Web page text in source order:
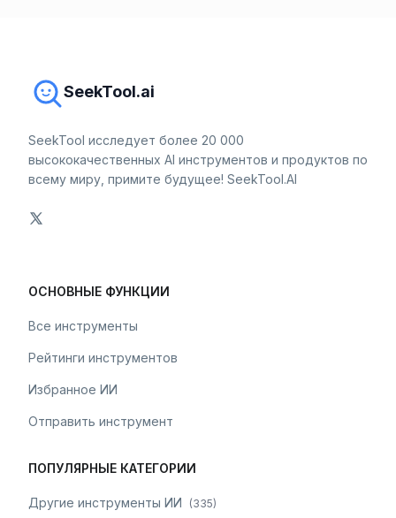
SeekTool.ai
SeekTool исследует более 20 000
высококачественных AI инструментов и продуктов по
всему миру, примите будущее! SeekTool.AI
ОСНОВНЫЕ ФУНКЦИИ
Все инструменты
Рейтинги инструментов
Избранное ИИ
Отправить инструмент
ПОПУЛЯРНЫЕ КАТЕГОРИИ
Другие инструменты ИИ (335)